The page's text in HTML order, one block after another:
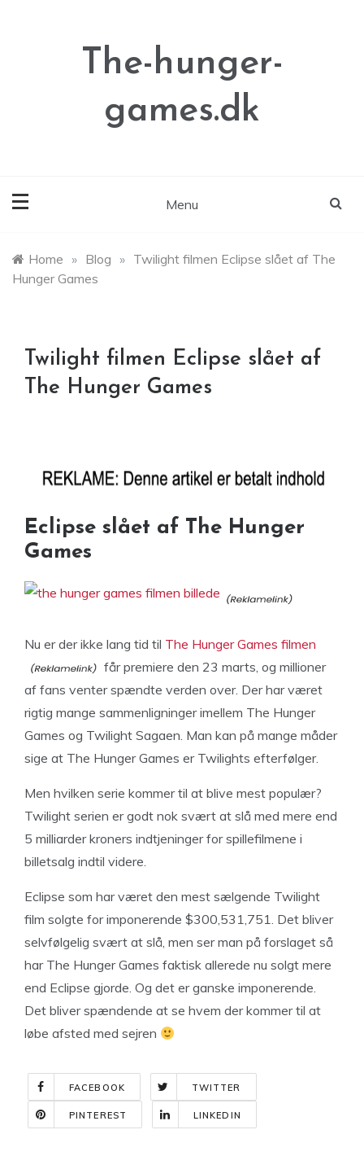
The-hunger-
games.dk
Menu
Home » Blog » Twilight filmen Eclipse slået af The
Hunger Games
Twilight filmen Eclipse slået af
The Hunger Games
Eclipse slået af The Hunger
Games
Nu er der ikke lang tid til The Hunger Games filmen
får premiere den 23 marts, og millioner
af fans venter spændte verden over. Der har været
rigtig mange sammenligninger imellem The Hunger
Games og Twilight Sagaen. Man kan på mange måder
sige at The Hunger Games er Twilights efterfølger.
Men hvilken serie kommer til at blive mest populær?
Twilight serien er godt nok svært at slå med mere end
5 milliarder kroners indtjeninger for spillefilmene i
billetsalg indtil videre.
Eclipse som har været den mest sælgende Twilight
film solgte for imponerende $300,531,751. Det bliver
selvfølgelig svært at slå, men ser man på forslaget så
har The Hunger Games faktisk allerede nu solgt mere
end Eclipse gjorde. Og det er ganske imponerende.
Det bliver spændende at se hvem der kommer til at
løbe afsted med sejren
FACEBOOK TWITTER
PINTEREST LINKEDIN